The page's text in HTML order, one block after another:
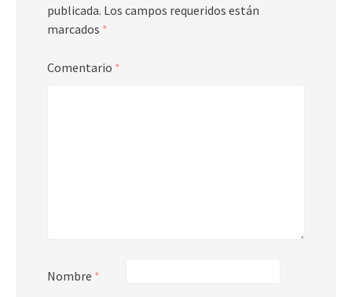
publicada. Los campos requeridos están
marcados *
Comentario *
Nombre *